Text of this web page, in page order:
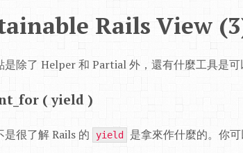
Rails View
是除了 Helper 和 Partial 外，還有什麼工具是可
( yield )
很了解 Rails 的 yield 是拿來作什麼的。你